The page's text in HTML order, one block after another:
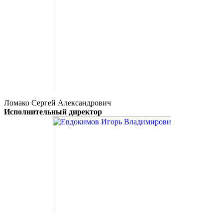
Ломако Сергей Александрович
Исполнительный директор